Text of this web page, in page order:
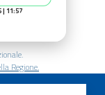
| 11:57
Regione.